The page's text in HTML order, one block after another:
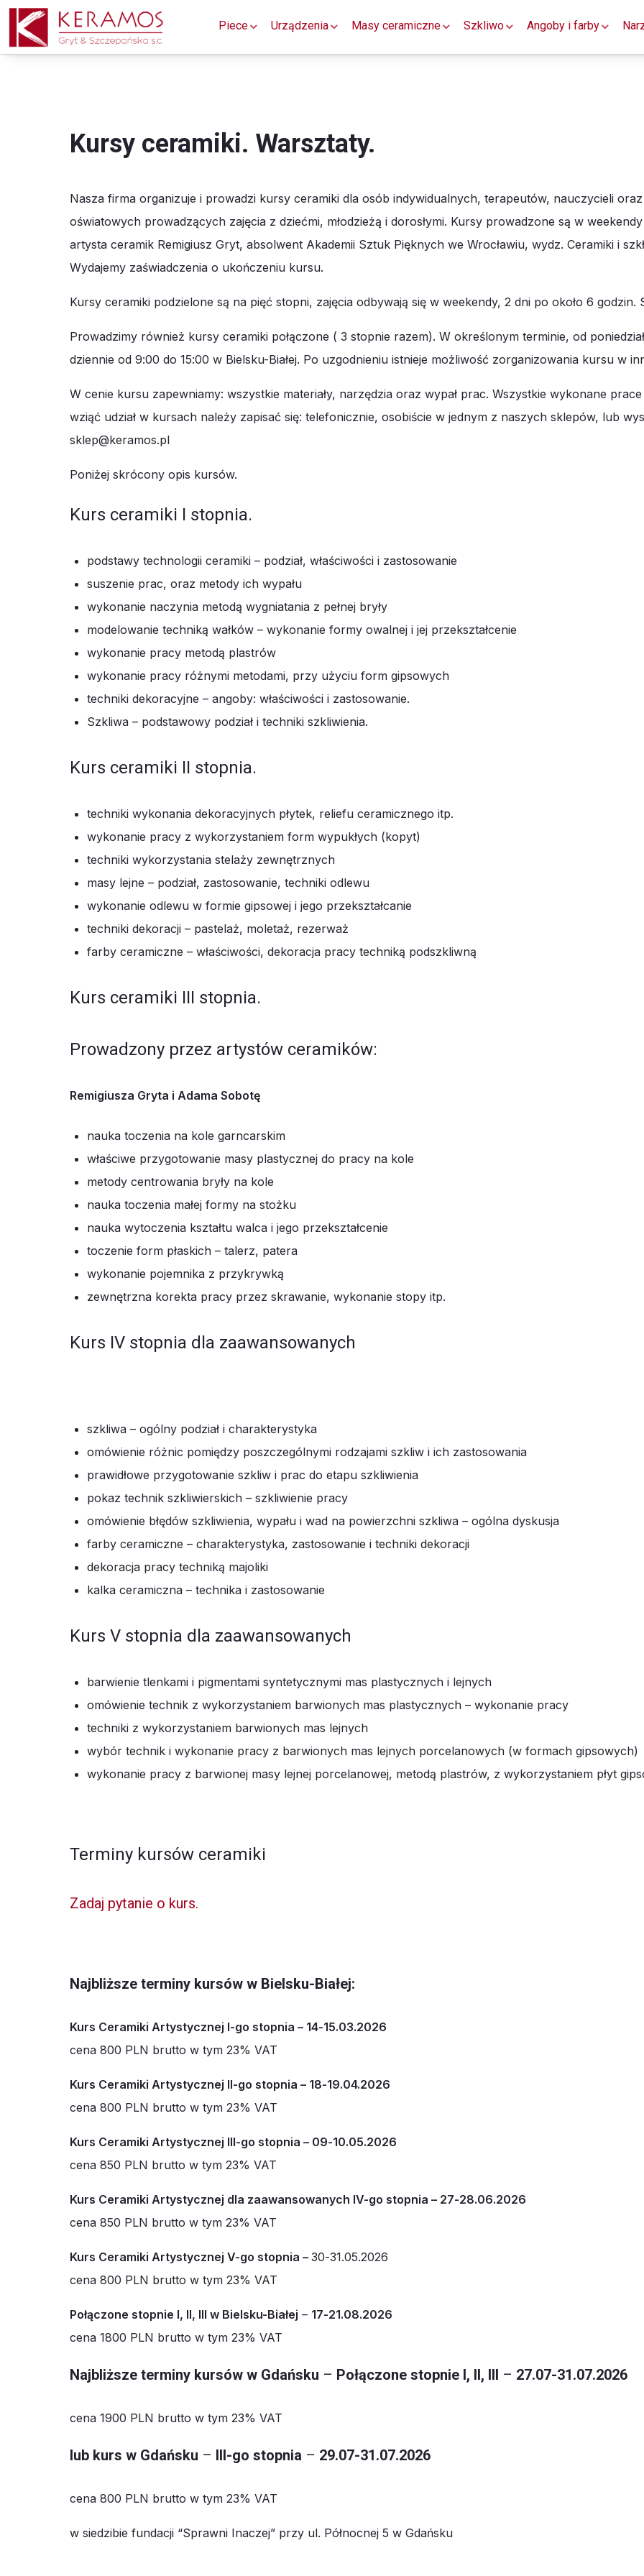
Piece Urządzenia Masy ceramiczne Szkliwo Angoby i farby
Kursy ceramiki. Warsztaty.
Nasza firma organizuje i prowadzi kursy ceramiki dla osób indywidualnych, terapeutów, nauczycieli
oświatowych prowadzących zajęcia z dziećmi, młodzieżą i dorosłymi. Kursy prowadzone są w
artysta ceramik Remigiusz Gryt, absolwent Akademii Sztuk Pięknych we Wrocławiu, wydz. Ceramiki i
Wydajemy zaświadczenia o ukończeniu kursu.
Kursy ceramiki podzielone są na pięć stopni, zajęcia odbywają się w weekendy, 2 dni po około 6
Prowadzimy również kursy ceramiki połączone ( 3 stopnie razem). W określonym terminie, od
dziennie od 9:00 do 15:00 w Bielsku-Białej. Po uzgodnieniu istnieje możliwość zorganizowania kursu w
W cenie kursu zapewniamy: wszystkie materiały, narzędzia oraz wypał prac. Wszystkie wykonane
wziąć udział w kursach należy zapisać się: telefonicznie, osobiście w jednym z naszych sklepów, lub
sklep@keramos.pl
Poniżej skrócony opis kursów.
Kurs ceramiki I stopnia.
podstawy technologii ceramiki – podział, właściwości i zastosowanie
suszenie prac, oraz metody ich wypału
wykonanie naczynia metodą wygniatania z pełnej bryły
modelowanie techniką wałków – wykonanie formy owalnej i jej przekształcenie
wykonanie pracy metodą plastrów
wykonanie pracy różnymi metodami, przy użyciu form gipsowych
techniki dekoracyjne – angoby: właściwości i zastosowanie.
Szkliwa – podstawowy podział i techniki szkliwienia.
Kurs ceramiki II stopnia.
techniki wykonania dekoracyjnych płytek, reliefu ceramicznego itp.
wykonanie pracy z wykorzystaniem form wypukłych (kopyt)
techniki wykorzystania stelaży zewnętrznych
masy lejne – podział, zastosowanie, techniki odlewu
wykonanie odlewu w formie gipsowej i jego przekształcanie
techniki dekoracji – pastelaż, moletaż, rezerważ
farby ceramiczne – właściwości, dekoracja pracy techniką podszkliwną
Kurs ceramiki III stopnia.
Prowadzony przez artystów ceramików:
Remigiusza Gryta i Adama Sobotę
nauka toczenia na kole garncarskim
właściwe przygotowanie masy plastycznej do pracy na kole
metody centrowania bryły na kole
nauka toczenia małej formy na stożku
nauka wytoczenia kształtu walca i jego przekształcenie
toczenie form płaskich – talerz, patera
wykonanie pojemnika z przykrywką
zewnętrzna korekta pracy przez skrawanie, wykonanie stopy itp.
Kurs IV stopnia dla zaawansowanych
szkliwa – ogólny podział i charakterystyka
omówienie różnic pomiędzy poszczególnymi rodzajami szkliw i ich zastosowania
prawidłowe przygotowanie szkliw i prac do etapu szkliwienia
pokaz technik szkliwierskich – szkliwienie pracy
omówienie błędów szkliwienia, wypału i wad na powierzchni szkliwa – ogólna dyskusja
farby ceramiczne – charakterystyka, zastosowanie i techniki dekoracji
dekoracja pracy techniką majoliki
kalka ceramiczna – technika i zastosowanie
Kurs V stopnia dla zaawansowanych
barwienie tlenkami i pigmentami syntetycznymi mas plastycznych i lejnych
omówienie technik z wykorzystaniem barwionych mas plastycznych – wykonanie pracy
techniki z wykorzystaniem barwionych mas lejnych
wybór technik i wykonanie pracy z barwionych mas lejnych porcelanowych (w formach gipsowych)
wykonanie pracy z barwionej masy lejnej porcelanowej, metodą plastrów, z wykorzystaniem płyt
Terminy kursów ceramiki
Zadaj pytanie o kurs.
Najbliższe terminy kursów w Bielsku-Białej:
Kurs Ceramiki Artystycznej I-go stopnia – 14-15.03.2026
cena 800 PLN brutto w tym 23% VAT
Kurs Ceramiki Artystycznej II-go stopnia – 18-19.04.2026
cena 800 PLN brutto w tym 23% VAT
Kurs Ceramiki Artystycznej III-go stopnia – 09-10.05.2026
cena 850 PLN brutto w tym 23% VAT
Kurs Ceramiki Artystycznej dla zaawansowanych IV-go stopnia – 27-28.06.2026
cena 850 PLN brutto w tym 23% VAT
Kurs Ceramiki Artystycznej V-go stopnia – 30-31.05.2026
cena 800 PLN brutto w tym 23% VAT
Połączone stopnie I, II, III w Bielsku-Białej – 17-21.08.2026
cena 1800 PLN brutto w tym 23% VAT
Najbliższe terminy kursów w Gdańsku – Połączone stopnie I, II, III – 27.07-31.07.2026
cena 1900 PLN brutto w tym 23% VAT
lub kurs w Gdańsku – III-go stopnia – 29.07-31.07.2026
cena 800 PLN brutto w tym 23% VAT
w siedzibie fundacji “Sprawni Inaczej” przy ul. Północnej 5 w Gdańsku